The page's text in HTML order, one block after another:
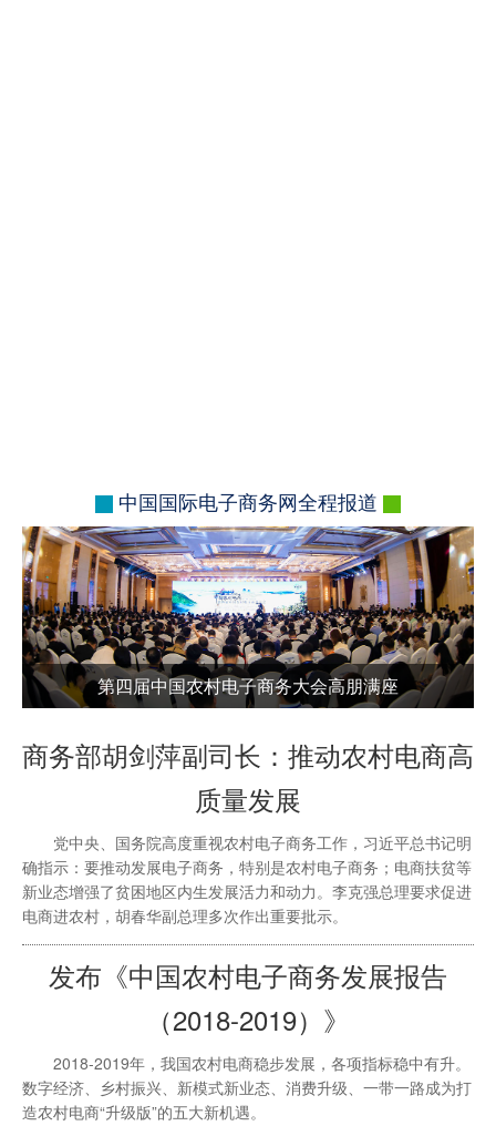
中国国际电子商务网全程报道
第四届中国农村电子商务大会高朋满座
商务部胡剑萍副司长：推动农村电商高
质量发展
党中央、国务院高度重视农村电子商务工作，习近平总书记明
确指示：要推动发展电子商务，特别是农村电子商务；电商扶贫等
新业态增强了贫困地区内生发展活力和动力。李克强总理要求促进
电商进农村，胡春华副总理多次作出重要批示。
发布《中国农村电子商务发展报告
（2018-2019）》
2018-2019年，我国农村电商稳步发展，各项指标稳中有升。
数字经济、乡村振兴、新模式新业态、消费升级、一带一路成为打
造农村电商“升级版”的五大新机遇。